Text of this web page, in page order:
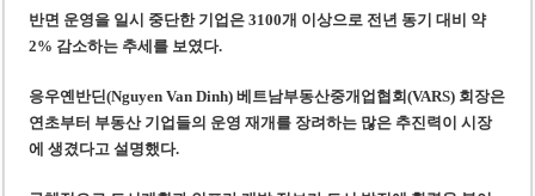
반면 운영을 일시 중단한 기업은 3100개 이상으로 전년 동기 대비 약
2% 감소하는 추세를 보였다.
응우옌반딘(Nguyen Van Dinh) 베트남부동산중개업협회(VARS) 회장은
연초부터 부동산 기업들의 운영 재개를 장려하는 많은 추진력이 시장
에 생겼다고 설명했다.